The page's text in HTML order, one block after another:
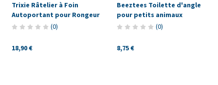
Trixie Râtelier à Foin
Autoportant pour Rongeur
(0)
18,90 €
Beeztees Toilette d'angle
pour petits animaux
(0)
8,75 €